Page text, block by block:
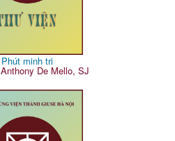
Phút minh tri
Anthony De Mello, SJ